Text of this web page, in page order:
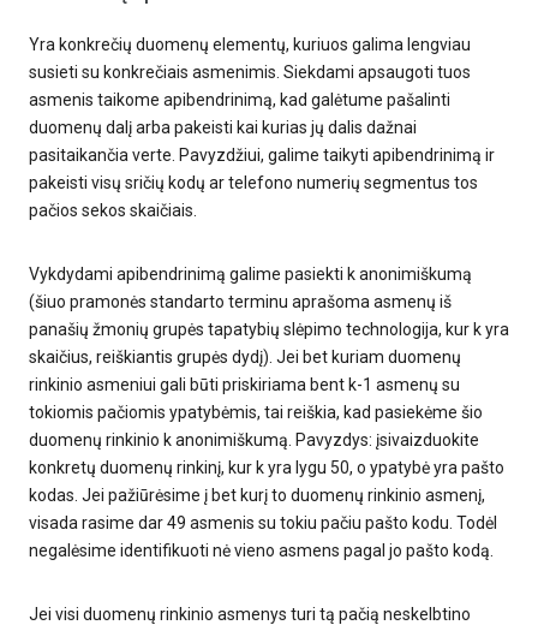
Yra konkrečių duomenų elementų, kuriuos galima lengviau
susieti su konkrečiais asmenimis. Siekdami apsaugoti tuos
asmenis taikome apibendrinimą, kad galėtume pašalinti
duomenų dalį arba pakeisti kai kurias jų dalis dažnai
pasitaikančia verte. Pavyzdžiui, galime taikyti apibendrinimą ir
pakeisti visų sričių kodų ar telefono numerių segmentus tos
pačios sekos skaičiais.
Vykdydami apibendrinimą galime pasiekti k anonimiškumą
(šiuo pramonės standarto terminu aprašoma asmenų iš
panašių žmonių grupės tapatybių slėpimo technologija, kur k yra
skaičius, reiškiantis grupės dydį). Jei bet kuriam duomenų
rinkinio asmeniui gali būti priskiriama bent k-1 asmenų su
tokiomis pačiomis ypatybėmis, tai reiškia, kad pasiekėme šio
duomenų rinkinio k anonimiškumą. Pavyzdys: įsivaizduokite
konkretų duomenų rinkinį, kur k yra lygu 50, o ypatybė yra pašto
kodas. Jei pažiūrėsime į bet kurį to duomenų rinkinio asmenį,
visada rasime dar 49 asmenis su tokiu pačiu pašto kodu. Todėl
negalėsime identifikuoti nė vieno asmens pagal jo pašto kodą.
Jei visi duomenų rinkinio asmenys turi tą pačią neskelbtino